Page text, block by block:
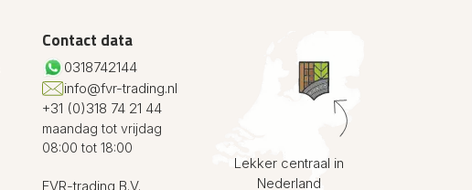
Contact data
0318742144
info@fvr-trading.nl
+31 (0)318 74 21 44
maandag tot vrijdag
08:00 tot 18:00
FVR-trading B.V.
Lekker centraal in
Nederland